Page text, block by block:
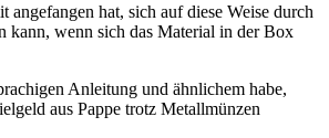
hat, sich auf diese Weise durch
kann, wenn sich das Material in der Box
Anleitung und ähnlichem habe,
aus Pappe trotz Metallmünzen